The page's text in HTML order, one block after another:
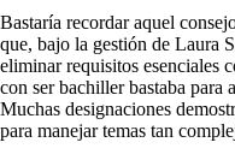
Bastaría recordar aquel
que, bajo la gestión de Laura
eliminar requisitos esenciales
con ser bachiller bastaba para
Muchas designaciones
para manejar temas tan